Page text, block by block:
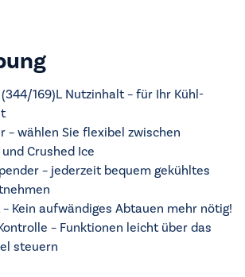
169)L Nutzinhalt – für Ihr Kühl-
– wählen Sie flexibel zwischen
Crushed Ice
– jederzeit bequem gekühltes
Kein aufwändiges Abtauen mehr nötig!
– Funktionen leicht über das
steuern